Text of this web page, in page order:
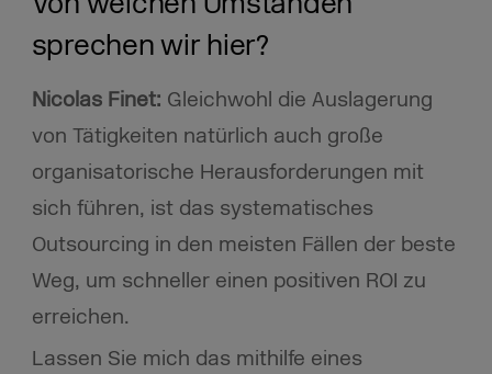
sprechen wir hier?
Nicolas Finet: Gleichwohl die Auslagerung
von Tätigkeiten natürlich auch große
organisatorische Herausforderungen mit
sich führen, ist das systematisches
Outsourcing in den meisten Fällen der beste
Weg, um schneller einen positiven ROI zu
erreichen.
Lassen Sie mich das mithilfe eines